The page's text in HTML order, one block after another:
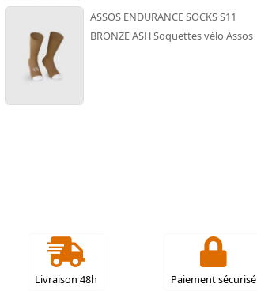
ASSOS ENDURANCE SOCKS S11
BRONZE ASH Soquettes vélo Assos
Livraison 48h Paiement sécurisé